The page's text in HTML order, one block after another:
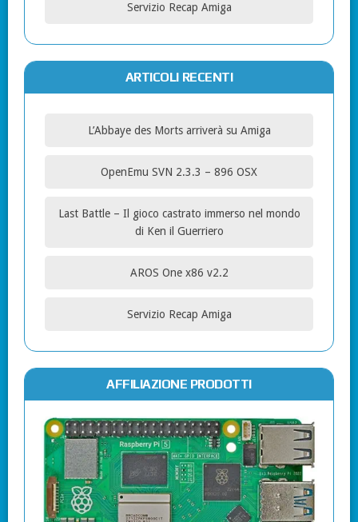
Servizio Recap Amiga
ARTICOLI RECENTI
L’Abbaye des Morts arriverà su Amiga
OpenEmu SVN 2.3.3 – 896 OSX
Last Battle – Il gioco castrato immerso nel mondo
di Ken il Guerriero
AROS One x86 v2.2
Servizio Recap Amiga
AFFILIAZIONE PRODOTTI